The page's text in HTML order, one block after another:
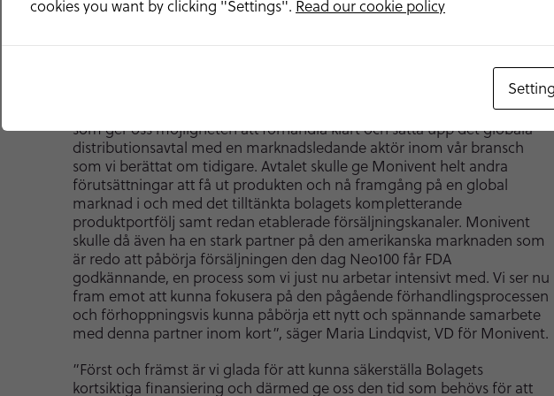
Kallelse till den extra bolagsstämman som planeras att hållas den 12
“Jag är mycket tacksam för att vi nu har en bryggfinansiering på plats
som ger oss möjligheten att förhandla klart och sätta upp det globala
distributionsavtal med en marknadsledande aktör inom vår bransch
som vi berättat om tidigare. Avtalet skulle ge Monivent helt andra
förutsättningar att få ut produkten och nå framgång på en global
marknad i och med det tilltänkta bolagets kompletterande
produktportfölj samt redan etablerade försäljningskanaler. Monivent
skulle då även ha en stark partner på den amerikanska marknaden som
är redo att påbörja försäljningen den dag Neo100 får FDA
godkännande, en process som vi just nu arbetar intensivt med. Vi ser nu
fram emot att kunna fokusera på den pågående förhandlingsprocessen
och förhoppningsvis kunna påbörja ett nytt och spännande samarbete
med denna partner inom kort”, säger Maria Lindqvist, VD för Monivent.
”Först och främst är vi glada för att kunna säkerställa Bolagets
kortsiktiga finansiering och därmed ge oss den tid som behövs för att
cookies you want by clicking "Settings". Read our cookie policy